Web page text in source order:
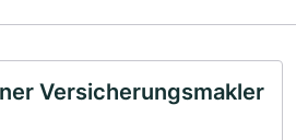
Versicherungsmakler